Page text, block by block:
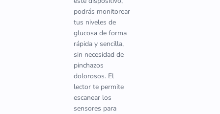
podrás monitorear
tus niveles de
glucosa de forma
rápida y sencilla,
sin necesidad de
pinchazos
dolorosos. El
lector te permite
escanear los
sensores para